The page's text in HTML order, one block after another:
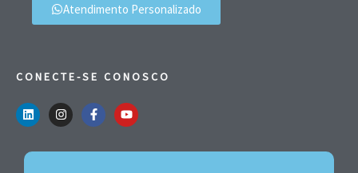
Atendimento Personalizado
CONECTE-SE CONOSCO